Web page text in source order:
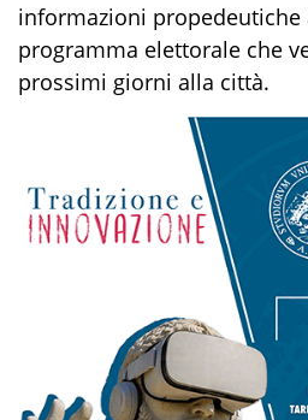
informazioni propedeutiche
programma elettorale che
prossimi giorni alla città.